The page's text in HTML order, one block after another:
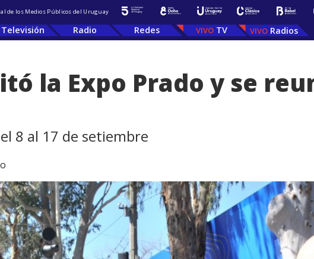
de los Medios Públicos del Uruguay
Televisión Radio Redes TV Radios
la Expo Prado y se
8 al 17 de setiembre